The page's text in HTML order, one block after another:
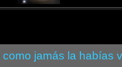
jamás la habías